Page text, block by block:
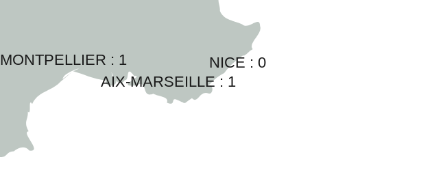
AIX-MARSEILLE : 1
MONTPELLIER : 1 NICE : 0